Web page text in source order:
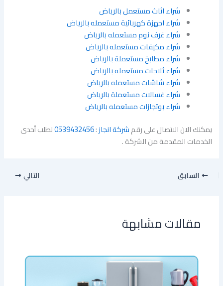
شراء اثاث مستعمل بالرياض
شراء اجهزة كهربائية مستعمله بالرياض
شراء غرف نوم مستعمله بالرياض
شراء مكيفات مستعمله بالرياض
شراء مطابخ مستعملة بالرياض
شراء ثلاجات مستعمله بالرياض
شراء شاشات مستعمله بالرياض
شراء غسالات مستعملة بالرياض
شراء بوتجازات مستعمله بالرياض
يمكنك الان الاتصال على رقمشركة انجاز:
0539432456لطلب أحدى
الخدمات المقدمة من الشركة .
السابق التالي
مقالات مشابهة